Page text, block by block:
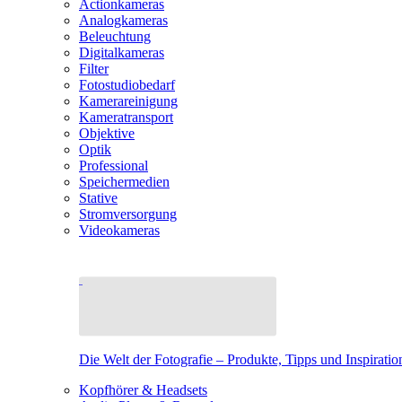
Actionkameras
Analogkameras
Beleuchtung
Digitalkameras
Filter
Fotostudiobedarf
Kamerareinigung
Kameratransport
Objektive
Optik
Professional
Speichermedien
Stative
Stromversorgung
Videokameras
Die Welt der Fotografie – Produkte, Tipps und
Kopfhörer & Headsets